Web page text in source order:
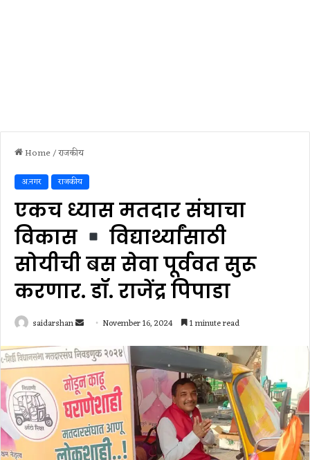
Home/राजकीय
अ.नगर राजकीय
एकच ध्यास मतदार संघाचा
विकास
विद्यार्थ्यांसाठी
सोयीची बस सेवा पूर्ववत सुरू
करणार. डॉ. राजेंद्र पिपाडा
saidarshan
Send
email
November 16, 2024 1 minute read